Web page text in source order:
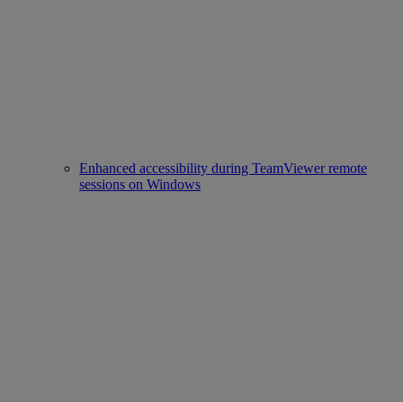
Enhanced accessibility during TeamViewer remote
sessions on Windows